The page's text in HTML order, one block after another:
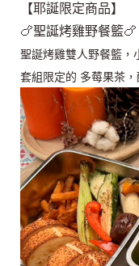
【耶誕限定商品】
🍗聖誕烤雞野餐籃🍗
聖誕烤雞雙人野餐籃，
套組限定的 多莓果茶